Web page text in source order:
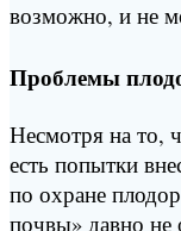
возможно, и не
Проблемы
Несмотря на то,
есть попытки
по охране
почвы» давно не